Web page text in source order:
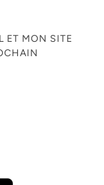
ET MON SITE